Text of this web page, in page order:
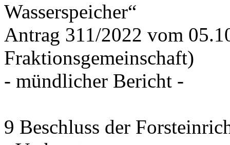
Wasserspeicher“
Antrag 311/2022 vom
Fraktionsgemeinschaft)
- mündlicher Bericht -
9 Beschluss der